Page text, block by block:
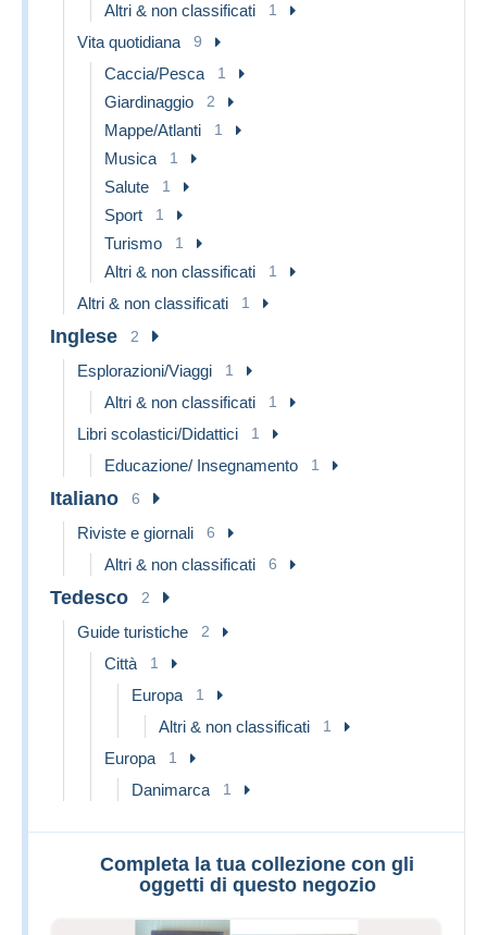
Altri & non classificati 1
Vita quotidiana 9
Caccia/Pesca 1
Giardinaggio 2
Mappe/Atlanti 1
Musica 1
Salute 1
Sport 1
Turismo 1
Altri & non classificati 1
Altri & non classificati 1
Inglese 2
Esplorazioni/Viaggi 1
Altri & non classificati 1
Libri scolastici/Didattici 1
Educazione/ Insegnamento 1
Italiano 6
Riviste e giornali 6
Altri & non classificati 6
Tedesco 2
Guide turistiche 2
Città 1
Europa 1
Altri & non classificati 1
Europa 1
Danimarca 1
Completa la tua collezione con gli
oggetti di questo negozio